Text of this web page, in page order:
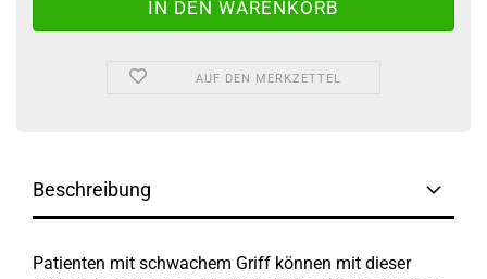
AUF DEN MERKZETTEL
Beschreibung
Patienten mit schwachem Griff können mit dieser